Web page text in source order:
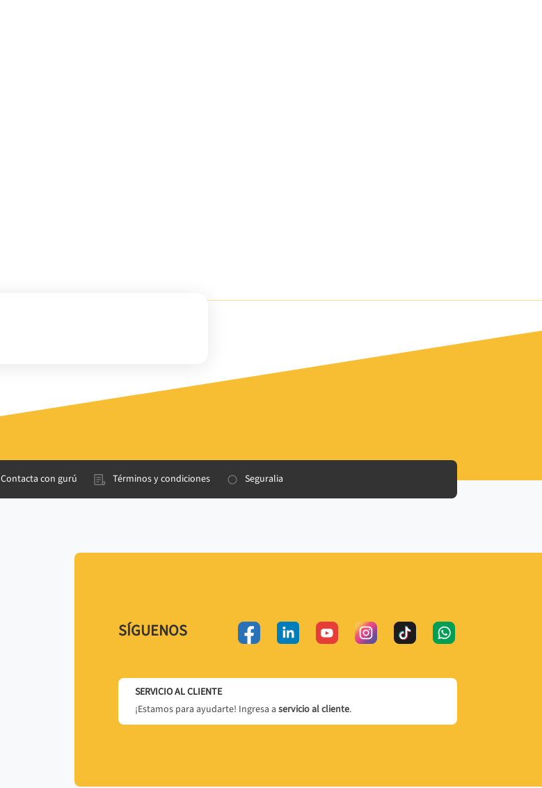
Contacta con gurú Términos y condiciones Seguralia
SÍGUENOS
SERVICIO AL CLIENTE
¡Estamos para ayudarte! Ingresa a servicio al cliente.